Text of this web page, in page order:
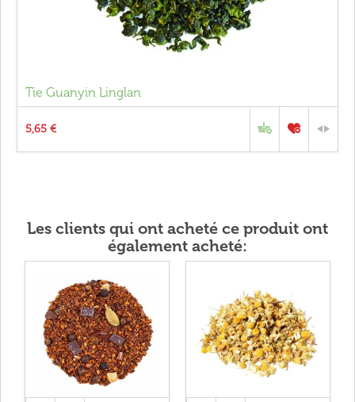
Tie Guanyin Linglan
5,65 €
Les clients qui ont acheté ce produit ont
également acheté: